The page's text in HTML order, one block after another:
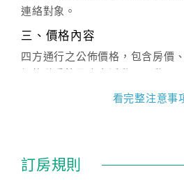
連絡對象。
三、價格內容
四方通行之公佈價格，包含房價
價」之當日價格為標準。
話方式異動訂單。
看完整注意事
訂房規則